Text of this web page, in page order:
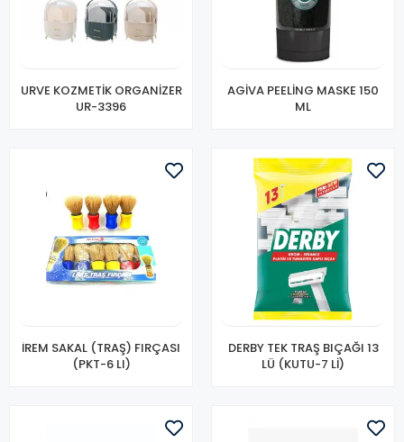
URVE KOZMETİK ORGANİZER
UR-3396
AGİVA PEELİNG MASKE 150
ML
İREM SAKAL (TRAŞ) FIRÇASI
(PKT-6 LI)
DERBY TEK TRAŞ BIÇAĞI 13
LÜ (KUTU-7 Lİ)